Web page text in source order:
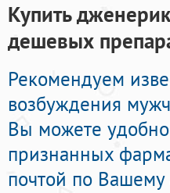
Купить
дешевых
Рекомендуем
возбуждения
Вы можете
признанных
почтой по Вашему